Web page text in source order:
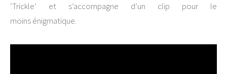
‘Trickle’ et s’accompagne d’un clip pour le
moins énigmatique.